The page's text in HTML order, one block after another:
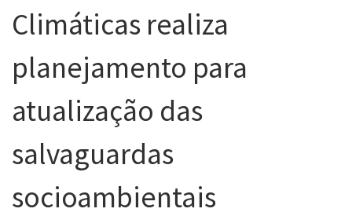
Climáticas realiza
planejamento para
atualização das
salvaguardas
socioambientais